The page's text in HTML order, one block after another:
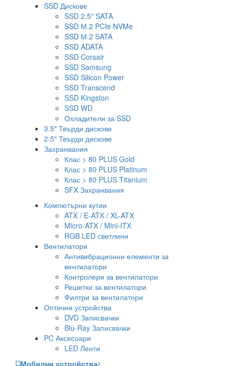
SSD Дискове
SSD 2.5" SATA
SSD М.2 PCIe NVMe
SSD М.2 SATA
SSD ADATA
SSD Corsair
SSD Samsung
SSD Silicon Power
SSD Transcend
SSD Kingston
SSD WD
Охладители за SSD
3.5" Твърди дискове
2.5" Твърди дискове
Захранвания
Клас > 80 PLUS Gold
Клас > 80 PLUS Platinum
Клас > 80 PLUS Titanium
SFX Захранвания
Компютърни кутии
ATX / E-ATX / XL-ATX
Micro-ATX / Mini-ITX
RGB LED светлини
Вентилатори
Антивибрационни елементи за
вентилатори
Контролери за вентилатори
Решетки за вентилатори
Филтри за вентилатори
Оптични устройства
DVD Записвачки
Blu-Ray Записвачки
PC Аксесоари
LED Ленти
Мобилни устройства